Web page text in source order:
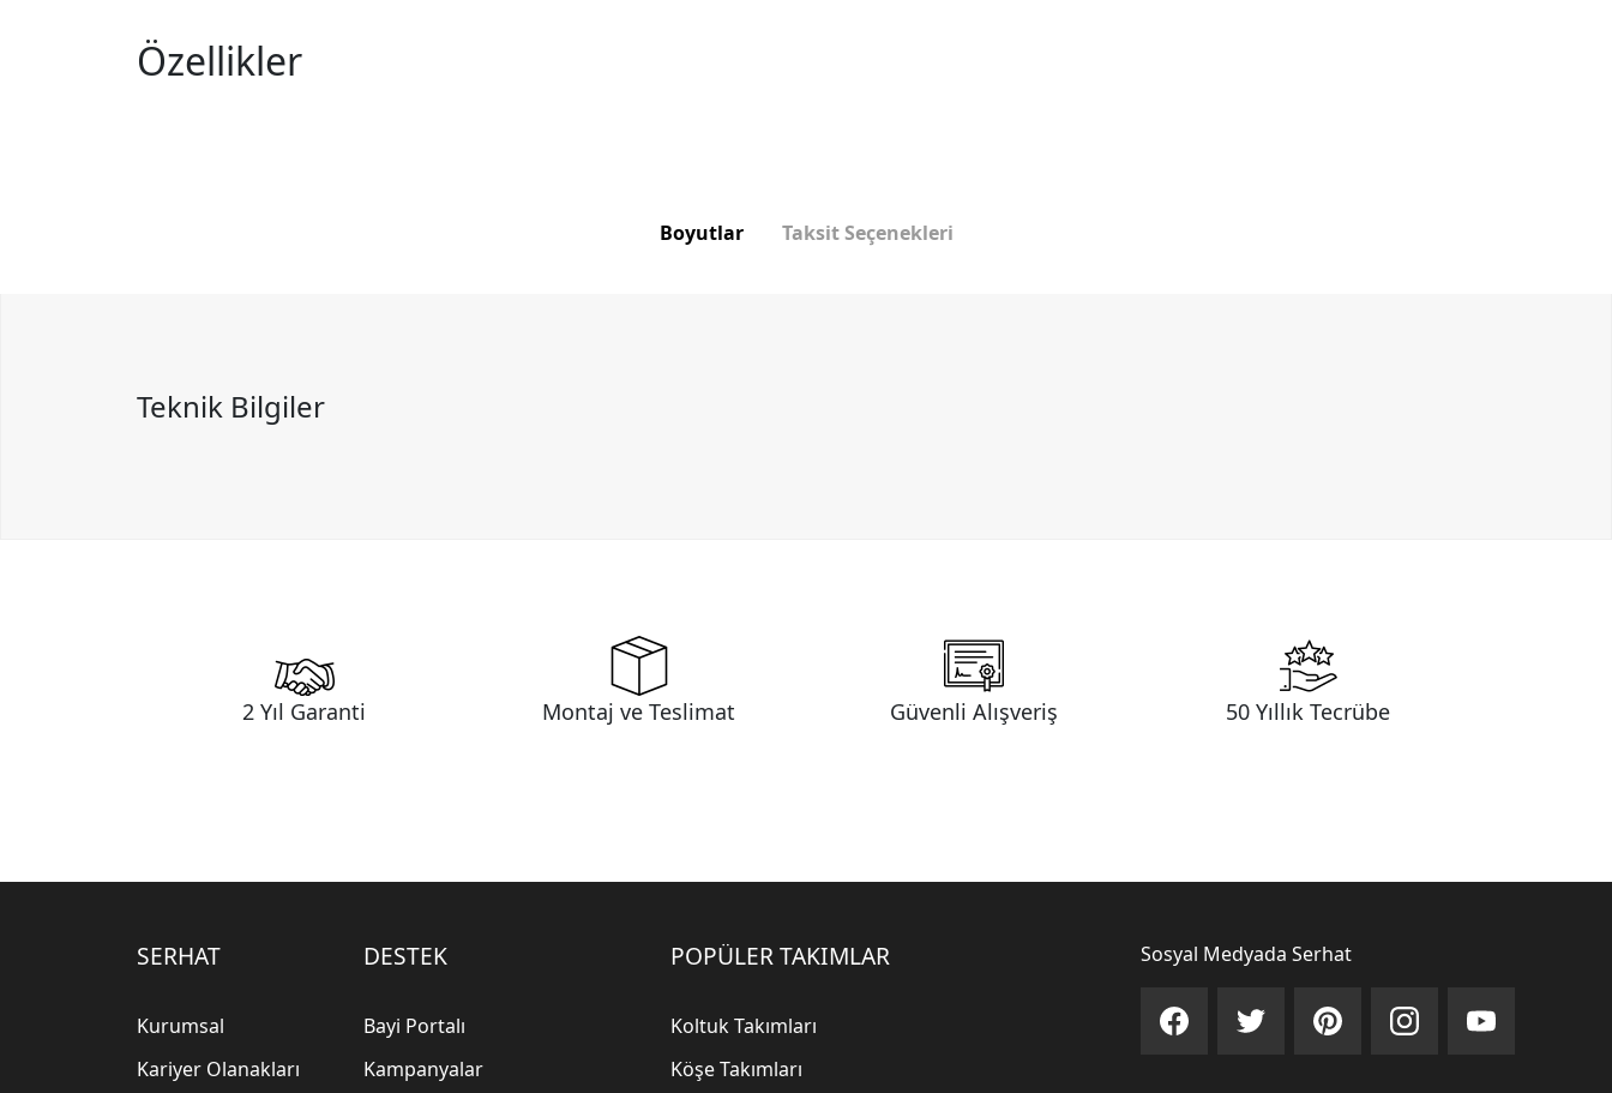
Özellikler
Boyutlar Taksit Seçenekleri
Teknik Bilgiler
2 Yıl Garanti Montaj ve Teslimat Güvenli Alışveriş 50 Yıllık Tecrübe
SERHAT
Kurumsal
Kariyer Olanakları
DESTEK
Bayi Portalı
Kampanyalar
POPÜLER TAKIMLAR
Koltuk Takımları
Köşe Takımları
Sosyal Medyada Serhat